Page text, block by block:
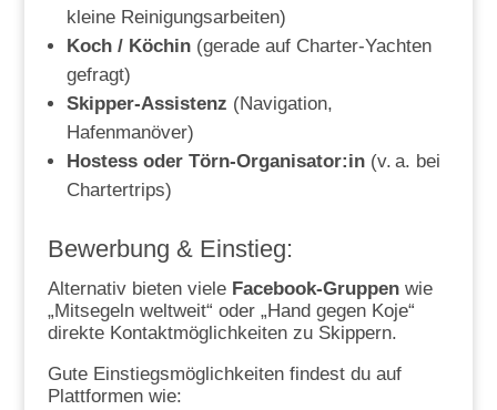
kleine Reinigungsarbeiten)
Koch / Köchin(gerade auf Charter-Yachten
gefragt)
Skipper-Assistenz (Navigation,
Hafenmanöver)
Hostess oder Törn-Organisator:in(v. a. bei
Chartertrips)
Bewerbung & Einstieg:
Alternativ bieten viele Facebook-Gruppenwie
„Mitsegeln weltweit“ oder „Hand gegen Koje“
direkte Kontaktmöglichkeiten zu Skippern.
Gute Einstiegsmöglichkeiten findest du auf
Plattformen wie: